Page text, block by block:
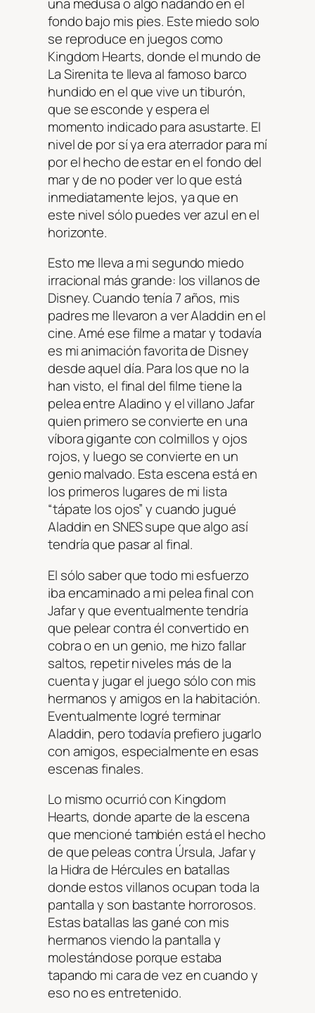
fondo bajo mis pies. Este miedo solo
se reproduce en juegos como
Kingdom Hearts, donde el mundo de
La Sirenita te lleva al famoso barco
hundido en el que vive un tiburón,
que se esconde y espera el
momento indicado para asustarte. El
nivel de por sí ya era aterrador para mí
por el hecho de estar en el fondo del
mar y de no poder ver lo que está
inmediatamente lejos, ya que en
este nivel sólo puedes ver azul en el
horizonte.
Esto me lleva a mi segundo miedo
irracional más grande: los villanos de
Disney. Cuando tenía 7 años, mis
padres me llevaron a ver Aladdin en el
cine. Amé ese filme a matar y todavía
es mi animación favorita de Disney
desde aquel día. Para los que no la
han visto, el final del filme tiene la
pelea entre Aladino y el villano Jafar
quien primero se convierte en una
víbora gigante con colmillos y ojos
rojos, y luego se convierte en un
genio malvado. Esta escena está en
los primeros lugares de mi lista
“tápate los ojos” y cuando jugué
Aladdin en SNES supe que algo así
tendría que pasar al final.
El sólo saber que todo mi esfuerzo
iba encaminado a mi pelea final con
Jafar y que eventualmente tendría
que pelear contra él convertido en
cobra o en un genio, me hizo fallar
saltos, repetir niveles más de la
cuenta y jugar el juego sólo con mis
hermanos y amigos en la habitación.
Eventualmente logré terminar
Aladdin, pero todavía prefiero jugarlo
con amigos, especialmente en esas
escenas finales.
Lo mismo ocurrió con Kingdom
Hearts, donde aparte de la escena
que mencioné también está el hecho
de que peleas contra Úrsula, Jafar y
la Hidra de Hércules en batallas
donde estos villanos ocupan toda la
pantalla y son bastante horrorosos.
Estas batallas las gané con mis
hermanos viendo la pantalla y
molestándose porque estaba
tapando mi cara de vez en cuando y
eso no es entretenido.